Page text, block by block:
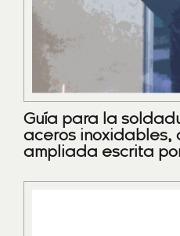
Guía para la
aceros inoxidables,
ampliada escrita